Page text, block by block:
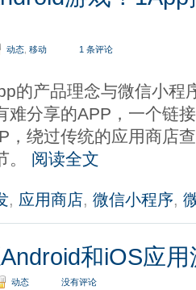
动态 移动 1 条评论
的产品理念与微信小程
难分享的APP，一个链
，绕过传统的应用商店
。 阅读全文
, 应用商店, 微信小程序,
和iOS应用
动态 没有评论